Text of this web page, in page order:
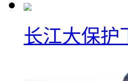
长江大保护